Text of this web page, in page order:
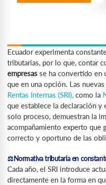
Ecuador experimenta
tributarias, por lo que, contar
empresas se ha convertido en
que en una opción. Las
Rentas Internas (SRI), como la
que establece la declaración
solo proceso, demuestran la
acompañamiento experto que
correcto y oportuno de las
⚖️Normativa tributaria en
Cada año, el SRI introduce
directamente en la forma en